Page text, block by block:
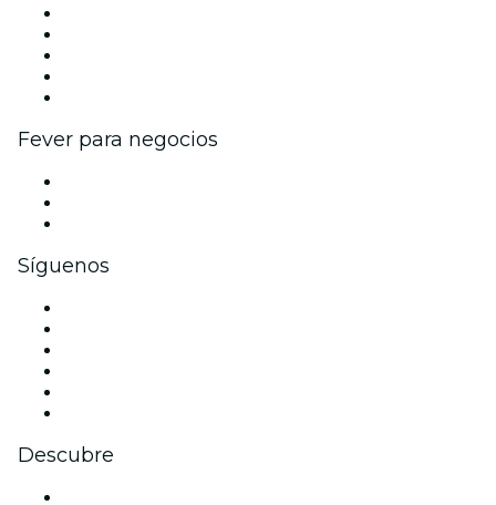
Fever para negocios
Síguenos
Descubre